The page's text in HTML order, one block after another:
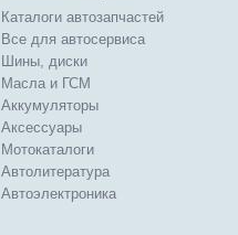
Каталоги автозапчастей
Все для автосервиса
Шины, диски
Масла и ГСМ
Аккумуляторы
Аксессуары
Мотокаталоги
Автолитература
Автоэлектроника